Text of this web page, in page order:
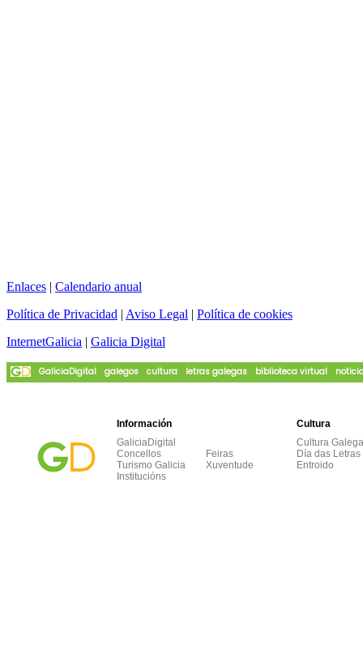
Enlaces | Calendario anual
Política de Privacidad | Aviso Legal | Política de cookies
InternetGalicia | Galicia Digital